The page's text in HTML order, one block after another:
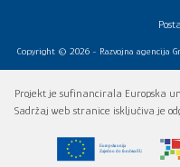
Copyright © 2026 - Razvojna agencija
Projekt je sufinancirala Europska
Sadržaj web stranice isključiva je